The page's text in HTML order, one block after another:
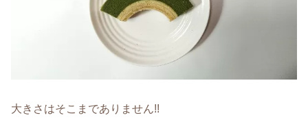
大きさはそこまでありません!!